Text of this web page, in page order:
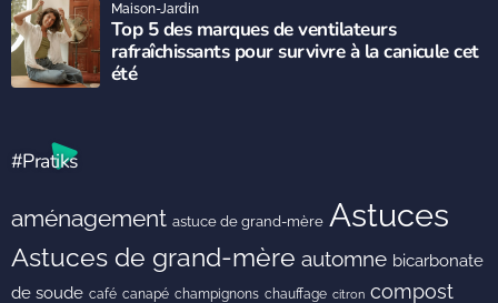
Top 5 des marques de ventilateurs
rafraîchissants pour survivre à la canicule cet
été
Maison-Jardin
#Pratiks
aménagement astuce de grand-mère Astuces
Astuces de grand-mère automne bicarbonate
de soude café canapé champignons chauffage citron compost